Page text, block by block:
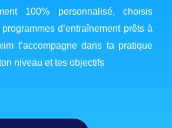
100% personnalisé, choisis
d’entraînement prêts à
t’accompagne dans ta pratique
niveau et tes objectifs